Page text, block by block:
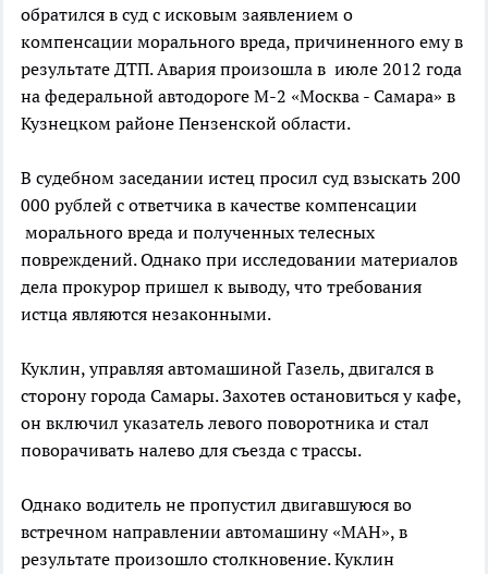
обратился в суд с исковым заявлением о
компенсации морального вреда, причиненного ему в
результате ДТП. Авария произошла в июле 2012 года
на федеральной автодороге М-2 «Москва - Самара» в
Кузнецком районе Пензенской области.
В судебном заседании истец просил суд взыскать 200
000 рублей с ответчика в качестве компенсации
морального вреда и полученных телесных
повреждений. Однако при исследовании материалов
дела прокурор пришел к выводу, что требования
истца являются незаконными.
Куклин, управляя автомашиной Газель, двигался в
сторону города Самары. Захотев остановиться у кафе,
он включил указатель левого поворотника и стал
поворачивать налево для съезда с трассы.
Однако водитель не пропустил двигавшуюся во
встречном направлении автомашину «МАН», в
результате произошло столкновение. Куклин